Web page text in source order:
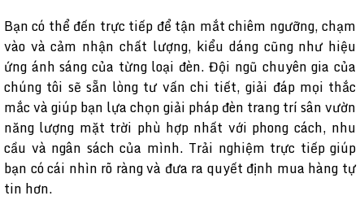
Bạn có thể đến trực tiếp để tận mắt chiêm ngưỡng, chạm
vào và cảm nhận chất lượng, kiểu dáng cũng như hiệu
ứng ánh sáng của từng loại đèn. Đội ngũ chuyên gia của
chúng tôi sẽ sẵn lòng tư vấn chi tiết, giải đáp mọi thắc
mắc và giúp bạn lựa chọn giải pháp đèn trang trí sân vườn
năng lượng mặt trời phù hợp nhất với phong cách, nhu
cầu và ngân sách của mình. Trải nghiệm trực tiếp giúp
bạn có cái nhìn rõ ràng và đưa ra quyết định mua hàng tự
tin hơn.